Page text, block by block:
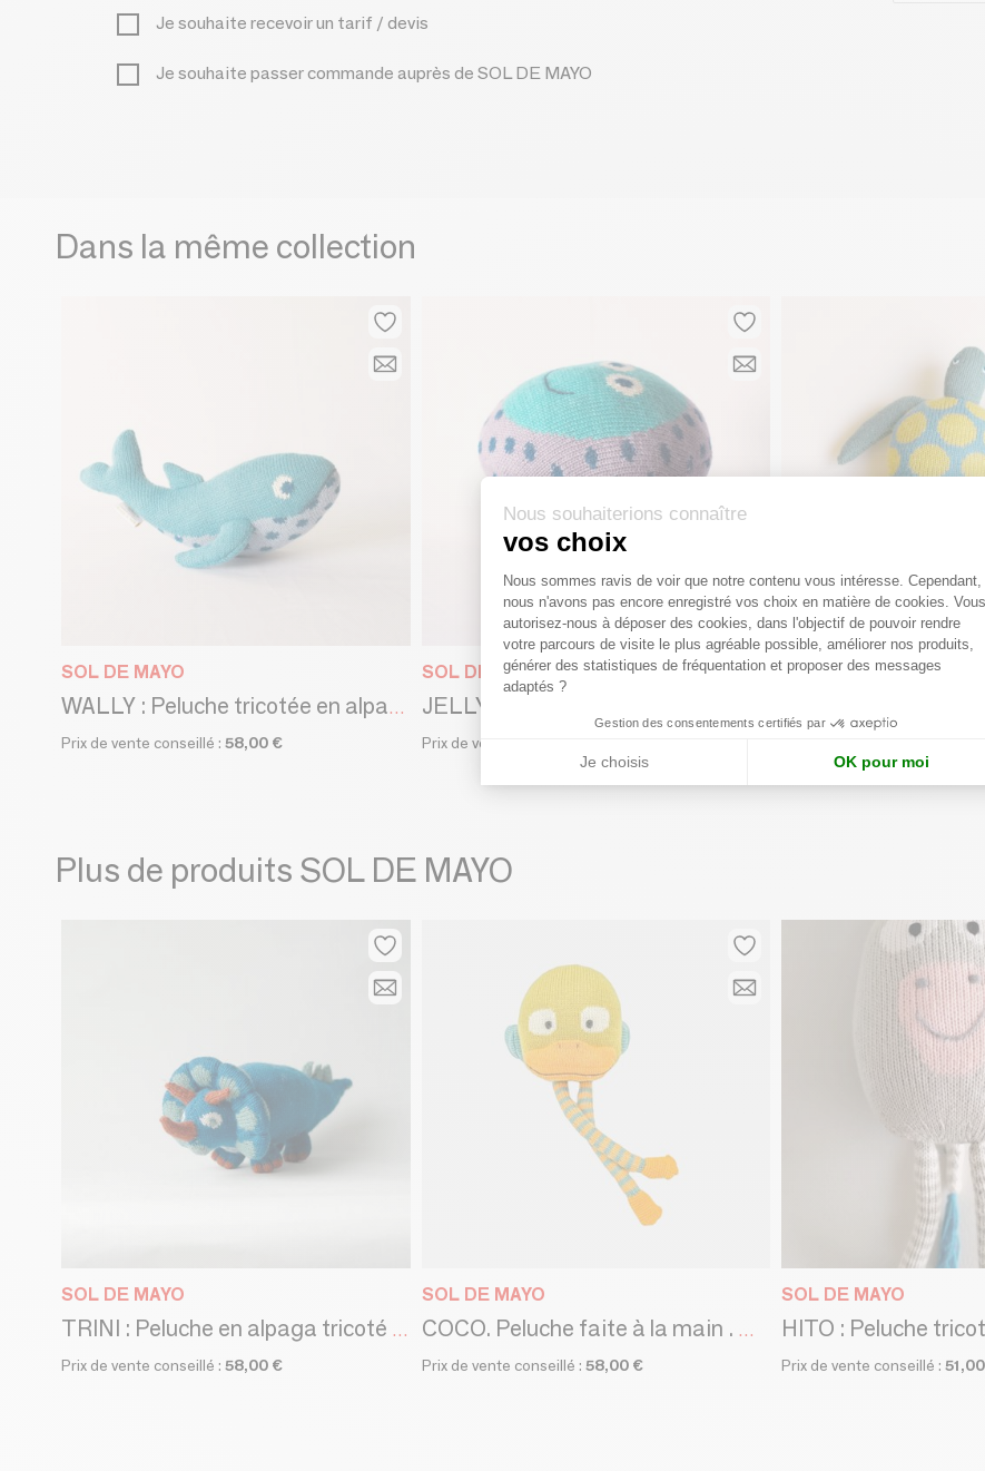
Je souhaite recevoir un tarif / devis
Je souhaite passer commande auprès de SOL DE MAYO
Dans la même collection
SOL DE MAYO
WALLY : Peluche tricotée en alpaga | Répond aux normes CE
Prix de vente conseillé : 58,00 €
SOL DE MAYO
Prix de vente conseillé :
SOL DE MAYO
Plus de produits SOL DE MAYO
SOL DE MAYO
TRINI : Peluche en alpaga tricoté de la collection DINOS. Normes CE
Prix de vente conseillé : 58,00 €
SOL DE MAYO
COCO. Peluche faite à la main . Normes CE
Prix de vente conseillé : 58,00 €
SOL DE MAYO
Prix de vente conseillé :
Nous souhaiterions connaître
vos choix
Plateforme de Gestion du
Nous sommes ravis de voir que notre contenu vous intéresse. Cependant,
nous n'avons pas encore enregistré vos choix en matière de cookies. Vous
autorisez-nous à déposer des cookies, dans l'objectif de pouvoir rendre
votre parcours de visite le plus agréable possible, améliorer nos produits,
générer des statistiques de fréquentation et proposer des messages
adaptés ?
Gestion des consentements certifiés par
Je choisis OK pour moi
Axeptio consent